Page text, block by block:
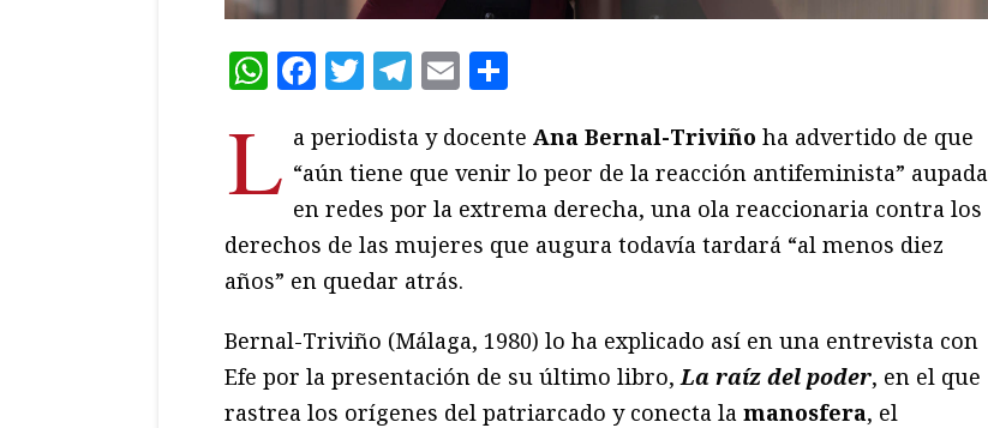
WhatsApp
Facebook
Twitter
Telegram
Email
L a periodista y docente Ana Bernal-Triviño ha advertido de que
“aún tiene que venir lo peor de la reacción antifeminista” aupada
en redes por la extrema derecha, una ola reaccionaria contra los
derechos de las mujeres que augura todavía tardará “al menos diez
años” en quedar atrás.
Bernal-Triviño (Málaga, 1980) lo ha explicado así en una entrevista con
Efe por la presentación de su último libro, La raíz del poder, en el que
rastrea los orígenes del patriarcado y conecta la manosfera, el